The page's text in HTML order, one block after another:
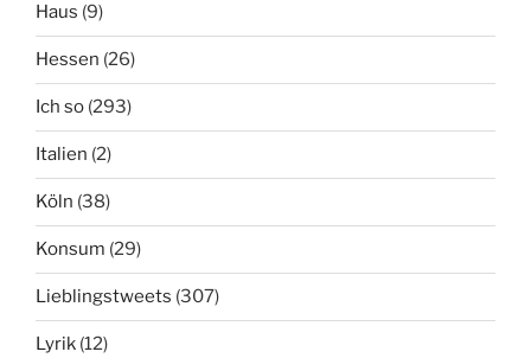
Haus (9)
Hessen (26)
Ich so (293)
Italien (2)
Köln (38)
Konsum (29)
Lieblingstweets (307)
Lyrik (12)